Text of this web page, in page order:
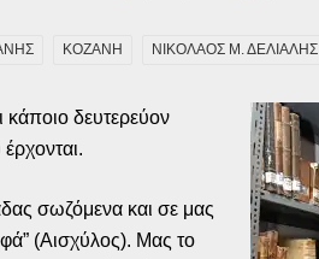
ΚΟΖΑΝΗ ΝΙΚΟΛΑΟΣ Μ. ΔΕΛΙΑΛΗΣ
δευτερεύον
σωζόμενα και σε μας
(Αισχύλος). Μας το